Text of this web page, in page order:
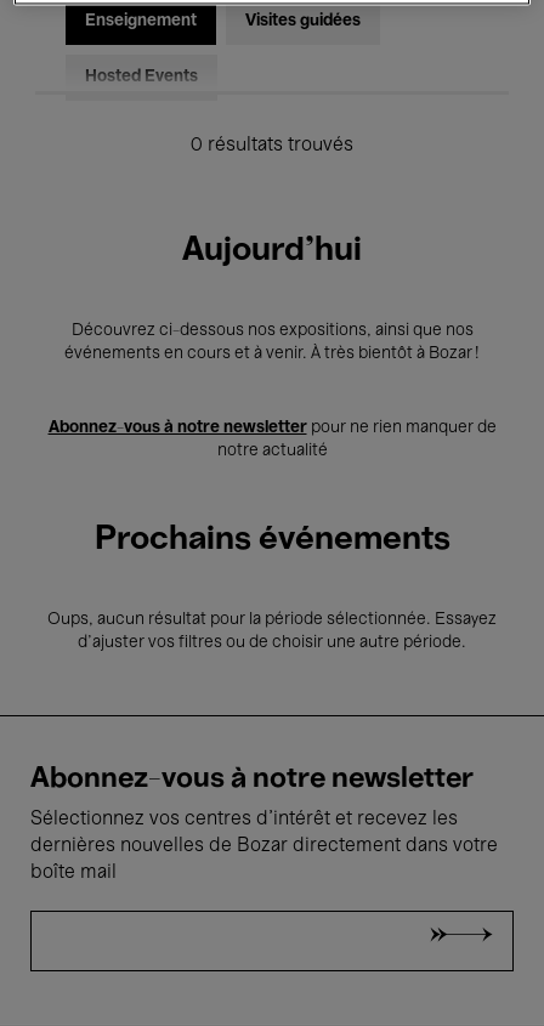
Enseignement Visites guidées
Hosted Events
0 résultats trouvés
Aujourd'hui
Découvrez ci-dessous nos expositions, ainsi que nos
événements en cours et à venir. À très bientôt à Bozar !
Abonnez-vous à notre newsletterpour ne rien manquer de
notre actualité
Prochains événements
Oups, aucun résultat pour la période sélectionnée. Essayez
d’ajuster vos filtres ou de choisir une autre période.
Abonnez-vous à notre newsletter
Sélectionnez vos centres d'intérêt et recevez les
dernières nouvelles de Bozar directement dans votre
boîte mail